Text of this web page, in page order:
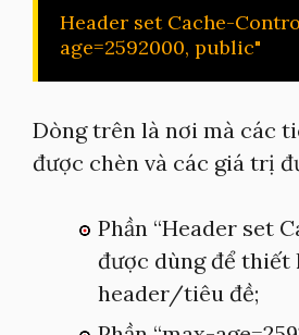
Header set Cache-
age=2592000, public"
Dòng trên là nơi mà các
được chèn và các giá trị
Phần “Header set
được dùng để thiết
header/tiêu đề;